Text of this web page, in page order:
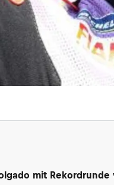
mit Rekordrunde